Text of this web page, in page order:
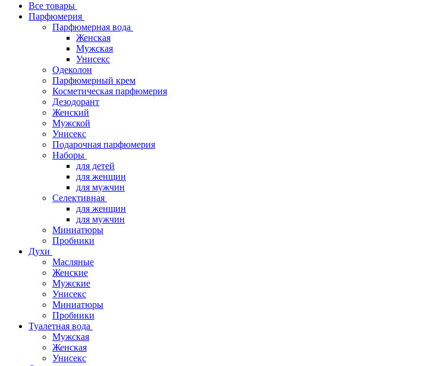
Все товары
Парфюмерия
Парфюмерная вода
Женская
Мужская
Унисекс
Одеколон
Парфюмерный крем
Косметическая парфюмерия
Дезодорант
Женский
Мужской
Унисекс
Подарочная парфюмерия
Наборы
для детей
для женщин
для мужчин
Селективная
для женщин
для мужчин
Миниатюры
Пробники
Духи
Масляные
Женские
Мужские
Унисекс
Миниатюры
Пробники
Туалетная вода
Мужская
Женская
Унисекс